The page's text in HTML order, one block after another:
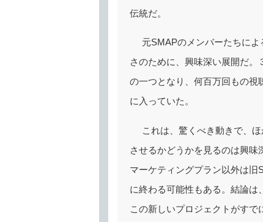
伝統だ。
元SMAPのメンバーたちに
さのために、興味深い展開だ。
の一つとなり、何百万回もの視
に入っていた。
これは、驚くべき動きで、
させるかどうかを見るのは興
マーケティングプラン以外は
に終わる可能性もある。結論は
この新しいプロジェクトがすで